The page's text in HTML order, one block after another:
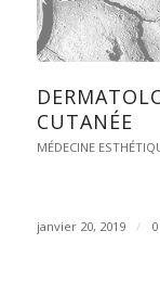
CUTANÉE
MÉDECINE
janvier 20, 2019 /